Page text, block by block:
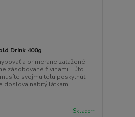
Drink 400g
a primerane zaťažené,
zásobované živinami. Túto
svojmu telu poskytnúť.
doslova nabitý látkami
Skladom